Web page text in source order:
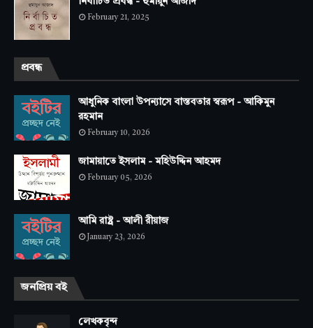
February 21, 2025
প্রবন্ধ
আধুনিক বাংলা উপন্যাসে বাস্তবতার স্বরূপ - আকিমুন
রহমান
February 10, 2026
জামায়াতে ইসলাম - মহিউদ্দিন আহমদ
February 05, 2026
আমি রাষ্ট্র - আলী রীয়াজ
January 23, 2026
জনপ্রিয় বই
লেখকবৃন্দ